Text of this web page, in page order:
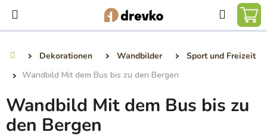
Inhalt
springen
Suchen
Dekorationen Wandbilder
Sport und Freizeit
Wandbild Mit dem Bus bis zu den Bergen
Wandbild Mit dem Bus bis zu
den Bergen